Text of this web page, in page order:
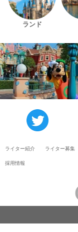
ランド
ライター紹介 ライター募集
採用情報